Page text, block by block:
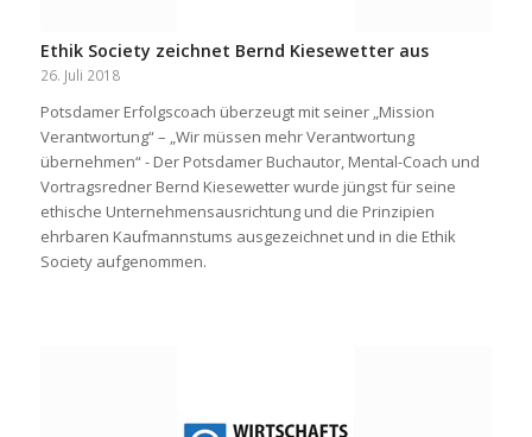
Ethik Society zeichnet Bernd Kiesewetter aus
26. Juli 2018
Potsdamer Erfolgscoach überzeugt mit seiner „Mission
Verantwortung“ – „Wir müssen mehr Verantwortung
übernehmen“ - Der Potsdamer Buchautor, Mental-Coach und
Vortragsredner Bernd Kiesewetter wurde jüngst für seine
ethische Unternehmensausrichtung und die Prinzipien
ehrbaren Kaufmannstums ausgezeichnet und in die Ethik
Society aufgenommen.